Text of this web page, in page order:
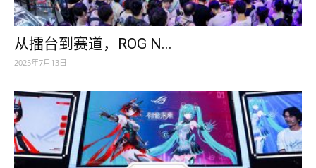
从擂台到赛道，ROG N...
2025年7月13日